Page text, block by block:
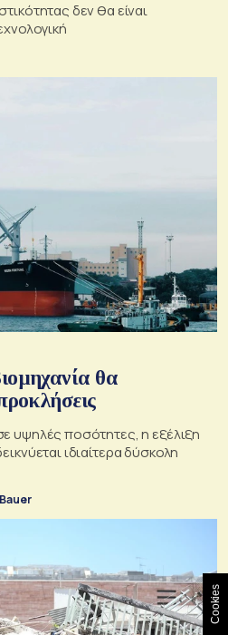
δεν θα είναι
θα
υψηλές ποσότητες, η εξέλιξη
ιδιαίτερα δύσκολη
Cookies